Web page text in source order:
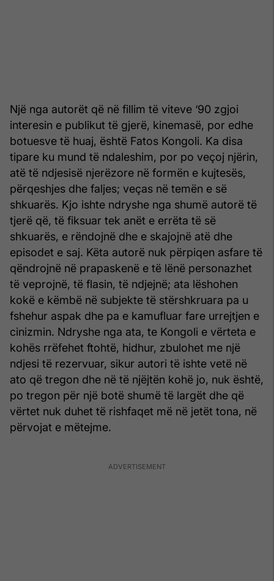
Një nga autorët që në fillim të viteve ‘90 zgjoi
interesin e publikut të gjerë, kinemasë, por edhe
botuesve të huaj, është Fatos Kongoli. Ka disa
tipare ku mund të ndaleshim, por po veçoj njërin,
atë të ndjesisë njerëzore në formën e kujtesës,
përqeshjes dhe faljes; veças në temën e së
shkuarës. Kjo ishte ndryshe nga shumë autorë të
tjerë që, të fiksuar tek anët e errëta të së
shkuarës, e rëndojnë dhe e skajojnë atë dhe
episodet e saj. Këta autorë nuk përpiqen asfare të
qëndrojnë në prapaskenë e të lënë personazhet
të veprojnë, të flasin, të ndjejnë; ata lëshohen
kokë e këmbë në subjekte të stërshkruara pa u
fshehur aspak dhe pa e kamufluar fare urrejtjen e
cinizmin. Ndryshe nga ata, te Kongoli e vërteta e
kohës rrëfehet ftohtë, hidhur, zbulohet me një
ndjesi të rezervuar, sikur autori të ishte vetë në
ato që tregon dhe në të njëjtën kohë jo, nuk është,
po tregon për një botë shumë të largët dhe që
vërtet nuk duhet të rishfaqet më në jetët tona, në
përvojat e mëtejme.